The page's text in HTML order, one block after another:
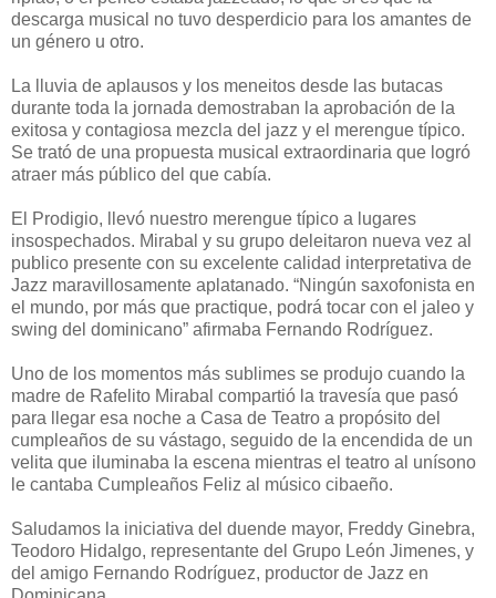
descarga musical no tuvo desperdicio para los amantes de
un género u otro.
La lluvia de aplausos y los meneitos desde las butacas
durante toda la jornada demostraban la aprobación de la
exitosa y contagiosa mezcla del jazz y el merengue típico.
Se trató de una propuesta musical extraordinaria que logró
atraer más público del que cabía.
El Prodigio, llevó nuestro merengue típico a lugares
insospechados. Mirabal y su grupo deleitaron nueva vez al
publico presente con su excelente calidad interpretativa de
Jazz maravillosamente aplatanado. “Ningún saxofonista en
el mundo, por más que practique, podrá tocar con el jaleo y
swing del dominicano” afirmaba Fernando Rodríguez.
Uno de los momentos más sublimes se produjo cuando la
madre de Rafelito Mirabal compartió la travesía que pasó
para llegar esa noche a Casa de Teatro a propósito del
cumpleaños de su vástago, seguido de la encendida de un
velita que iluminaba la escena mientras el teatro al unísono
le cantaba Cumpleaños Feliz al músico cibaeño.
Saludamos la iniciativa del duende mayor, Freddy Ginebra,
Teodoro Hidalgo, representante del Grupo León Jimenes, y
del amigo Fernando Rodríguez, productor de Jazz en